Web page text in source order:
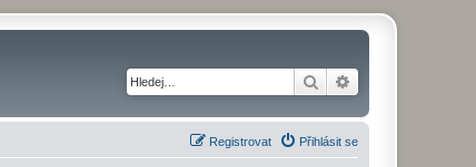
Hledat
Přihlásit se
Registrovat